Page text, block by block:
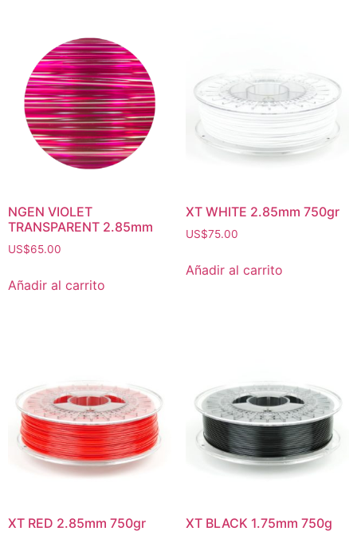
NGEN VIOLET
TRANSPARENT 2.85mm
US$65.00
Añadir al carrito
XT WHITE 2.85mm 750gr
US$75.00
Añadir al carrito
XT RED 2.85mm 750gr XT BLACK 1.75mm 750g